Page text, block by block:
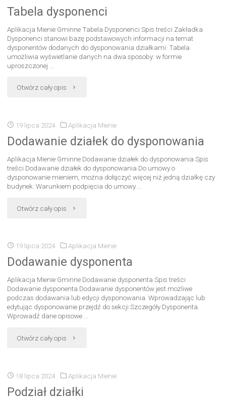
Tabela dysponenci
Aplikacja Mienie Gminne Tabela Dysponenci Spis treści Zakładka
Dysponenci stanowi bazę podstawowych informacji na temat
dysponentów dodanych do dysponowania działkami. Tabela
umożliwia wyświetlanie danych na dwa sposoby: w formie
uproszczonej …
Otwórz cały opis
19 lipca 2024 Aplikacja Mienie
Dodawanie działek do dysponowania
Aplikacja Mienie Gminne Dodawanie działek do dysponowania Spis
treści Dodawanie działek do dysponowania Do umowy o
dysponowanie mieniem, można dołączyć więcej niż jedną działkę czy
budynek. Warunkiem podpięcia do umowy …
Otwórz cały opis
19 lipca 2024 Aplikacja Mienie
Dodawanie dysponenta
Aplikacja Mienie Gminne Dodawanie dysponenta Spis treści
Dodawanie dysponenta Dodawanie dysponentów jest możliwe
podczas dodawania lub edycji dysponowania. Wprowadzając lub
edytując dysponowanie przejdź do sekcji Szczegóły Dysponenta.
Wprowadź dane opisowe …
Otwórz cały opis
18 lipca 2024 Aplikacja Mienie
Podział działki